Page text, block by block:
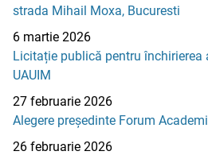
strada Mihail Moxa, Bucuresti
6 martie 2026
Licitație publică pentru închirierea
UAUIM
27 februarie 2026
Alegere președinte Forum
26 februarie 2026